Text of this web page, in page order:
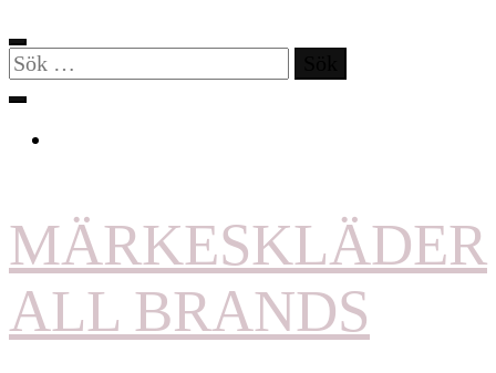
Sök
efter:
MÄRKESKLÄDER
ALL BRANDS